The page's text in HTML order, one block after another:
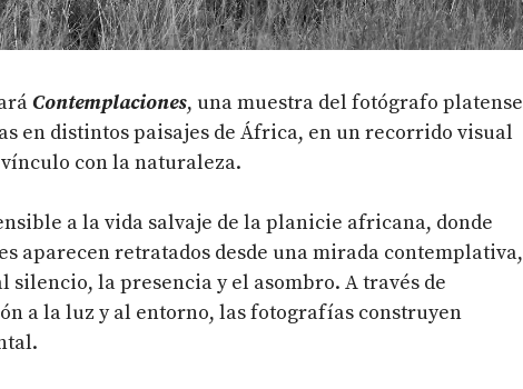
Contemplaciones, una muestra del fotógrafo platense
en distintos paisajes de África, en un recorrido visual
con la naturaleza.
a la vida salvaje de la planicie africana, donde
aparecen retratados desde una mirada contemplativa,
la presencia y el asombro. A través de
a la luz y al entorno, las fotografías construyen